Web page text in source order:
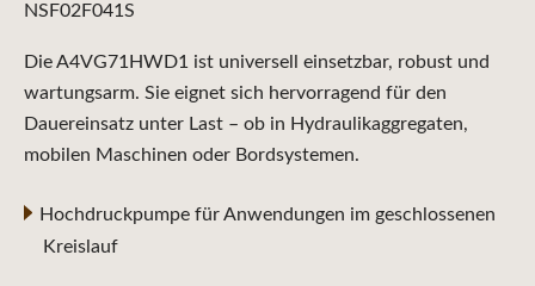
Die A4VG71HWD1 ist universell einsetzbar, robust und
wartungsarm. Sie eignet sich hervorragend für den
Dauereinsatz unter Last – ob in Hydraulikaggregaten,
mobilen Maschinen oder Bordsystemen.
Hochdruckpumpe für Anwendungen im geschlossenen
Kreislauf
NSF02F041S